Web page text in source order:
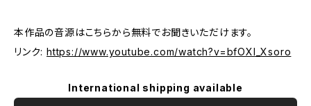
本作品の音源はこちらから無料でお聞きいただけます。
リンク: https://www.youtube.com/watch?v=bfOXI_Xsoro
International shipping available